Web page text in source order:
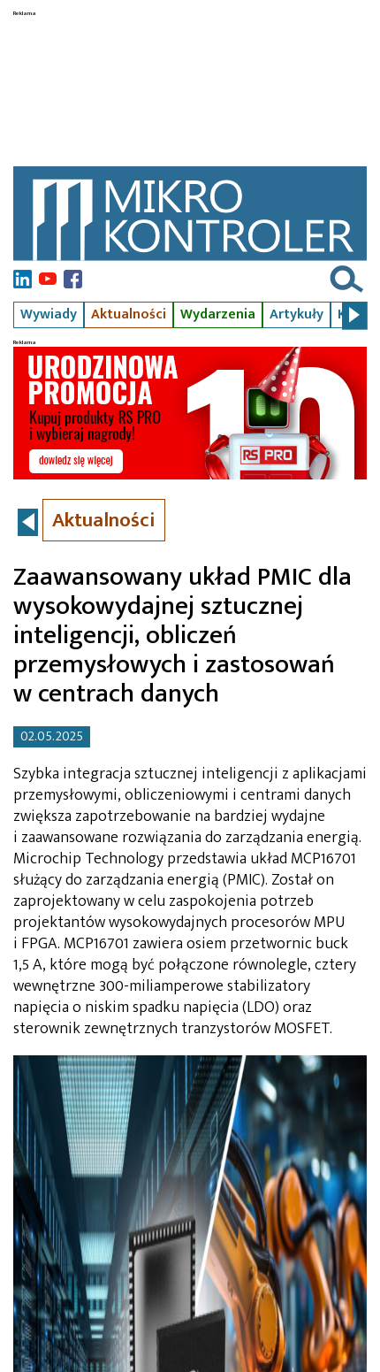
Wywiady Aktualności Wydarzenia Artykuły Kursy
Aktualności
Zaawansowany układ PMIC dla
wysokowydajnej sztucznej
inteligencji, obliczeń
przemysłowych i zastosowań
w centrach danych
02.05.2025
Szybka integracja sztucznej inteligencji z aplikacjami
przemysłowymi, obliczeniowymi i centrami danych
zwiększa zapotrzebowanie na bardziej wydajne
i zaawansowane rozwiązania do zarządzania energią.
Microchip Technology przedstawia układ MCP16701
służący do zarządzania energią (PMIC). Został on
zaprojektowany w celu zaspokojenia potrzeb
projektantów wysokowydajnych procesorów MPU
i FPGA. MCP16701 zawiera osiem przetwornic buck
1,5 A, które mogą być połączone równolegle, cztery
wewnętrzne 300-miliamperowe stabilizatory
napięcia o niskim spadku napięcia (LDO) oraz
sterownik zewnętrznych tranzystorów MOSFET.